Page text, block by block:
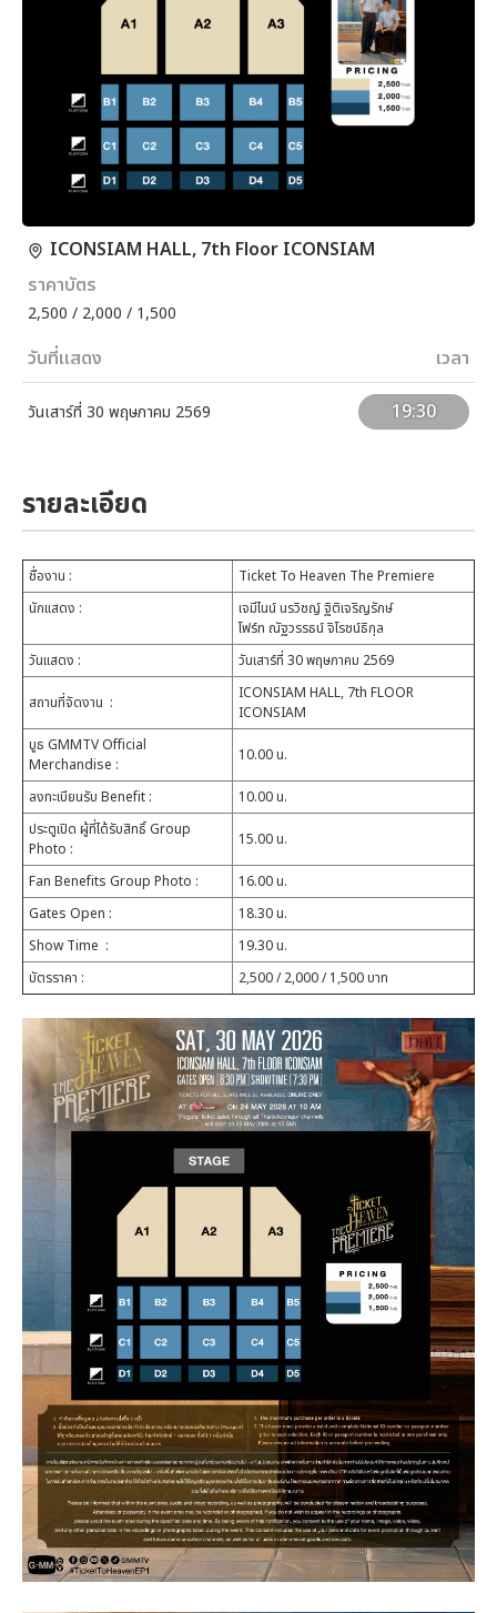
ICONSIAM HALL, 7th Floor ICONSIAM
ราคาบัตร
2,500 / 2,000 / 1,500
วันที่แสดง เวลา
วันเสาร์ที่ 30 พฤษภาคม 2569 19:30
รายละเอียด
ชื่องาน :
Ticket To Heaven The Premiere
นักแสดง :
เจมีไนน์ นรวิชญ์ ฐิติเจริญรักษ์
โฟร์ท ณัฐวรรธน์ จิโรชน์ธิกุล
วันแสดง : วันเสาร์ที่ 30 พฤษภาคม 2569
สถานที่จัดงาน :
ICONSIAM HALL, 7th FLOOR
ICONSIAM
บูธ GMMTV Official
Merchandise : 10.00 น.
ลงทะเบียนรับ Benefit :
10.00 น.
ประตูเปิด ผู้ที่ได้รับสิทธิ์ Group
Photo : 15.00 น.
Fan Benefits Group Photo :
16.00 น.
Gates Open :
18.30 น.
Show Time :
19.30 น.
บัตรราคา : 2,500 / 2,000 / 1,500 บาท